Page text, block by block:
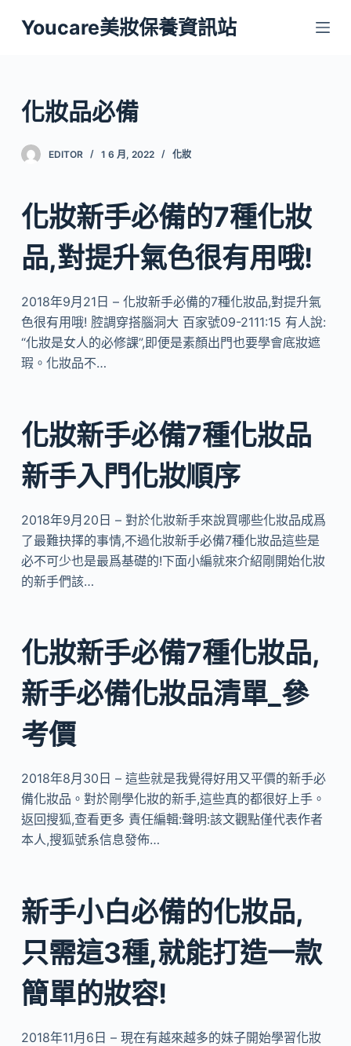
跳
至
內
容
Youcare美妝保養資訊站
化妝品必備
EDITOR 1 6 月, 2022 化妝
化妝新手必備的7種化妝
品,對提升氣色很有用哦!
2018年9月21日 – 化妝新手必備的7種化妝品,對提升氣
色很有用哦! 腔調穿搭腦洞大 百家號09-2111:15 有人說:
“化妝是女人的必修課”,即便是素顏出門也要學會底妝遮
瑕。化妝品不…
化妝新手必備7種化妝品
新手入門化妝順序
2018年9月20日 – 對於化妝新手來說買哪些化妝品成爲
了最難抉擇的事情,不過化妝新手必備7種化妝品這些是
必不可少也是最爲基礎的!下面小編就來介紹剛開始化妝
的新手們該…
化妝新手必備7種化妝品,
新手必備化妝品清單_參
考價
2018年8月30日 – 這些就是我覺得好用又平價的新手必
備化妝品。對於剛學化妝的新手,這些真的都很好上手。
返回搜狐,查看更多 責任編輯:聲明:該文觀點僅代表作者
本人,搜狐號系信息發佈…
新手小白必備的化妝品,
只需這3種,就能打造一款
簡單的妝容!
2018年11月6日 – 現在有越來越多的妹子開始學習化妝